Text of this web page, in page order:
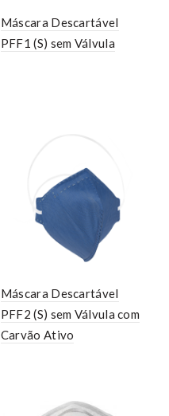
Máscara Descartável
PFF1 (S) sem Válvula
Máscara Descartável
PFF2 (S) sem Válvula com
Carvão Ativo